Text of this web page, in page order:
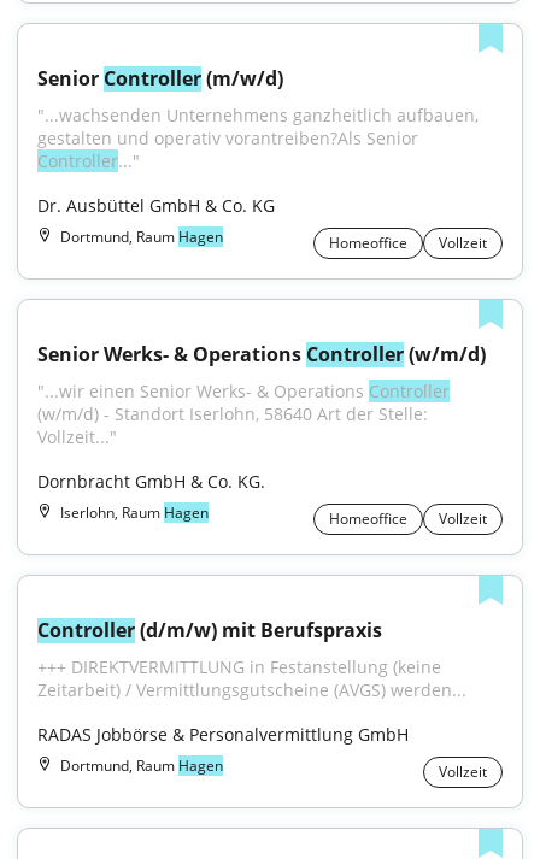
Senior Controller (m/w/d)
"...wachsenden Unternehmens ganzheitlich aufbauen,
Controller..."
Dr. Ausbüttel GmbH & Co. KG
Dortmund, Raum Hagen Homeoffice Vollzeit
Senior Werks- & Operations Controller (w/m/d)
"...wir einen Senior Werks- & Operations Controller
(w/m/d) - Standort Iserlohn, 58640 Art der Stelle:
Vollzeit..."
Dornbracht GmbH & Co. KG.
Iserlohn, Raum Hagen Homeoffice Vollzeit
Controller (d/m/w) mit Berufspraxis
+++ DIREKTVERMITTLUNG in Festanstellung (keine
Zeitarbeit) / Vermittlungsgutscheine (AVGS) werden...
RADAS Jobbörse & Personalvermittlung GmbH
Dortmund, Raum Hagen Vollzeit